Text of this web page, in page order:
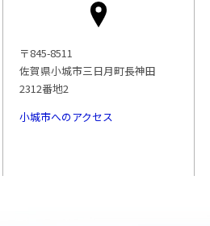
〒845-8511
佐賀県小城市三日月町長神田
2312番地2
小城市へのアクセス